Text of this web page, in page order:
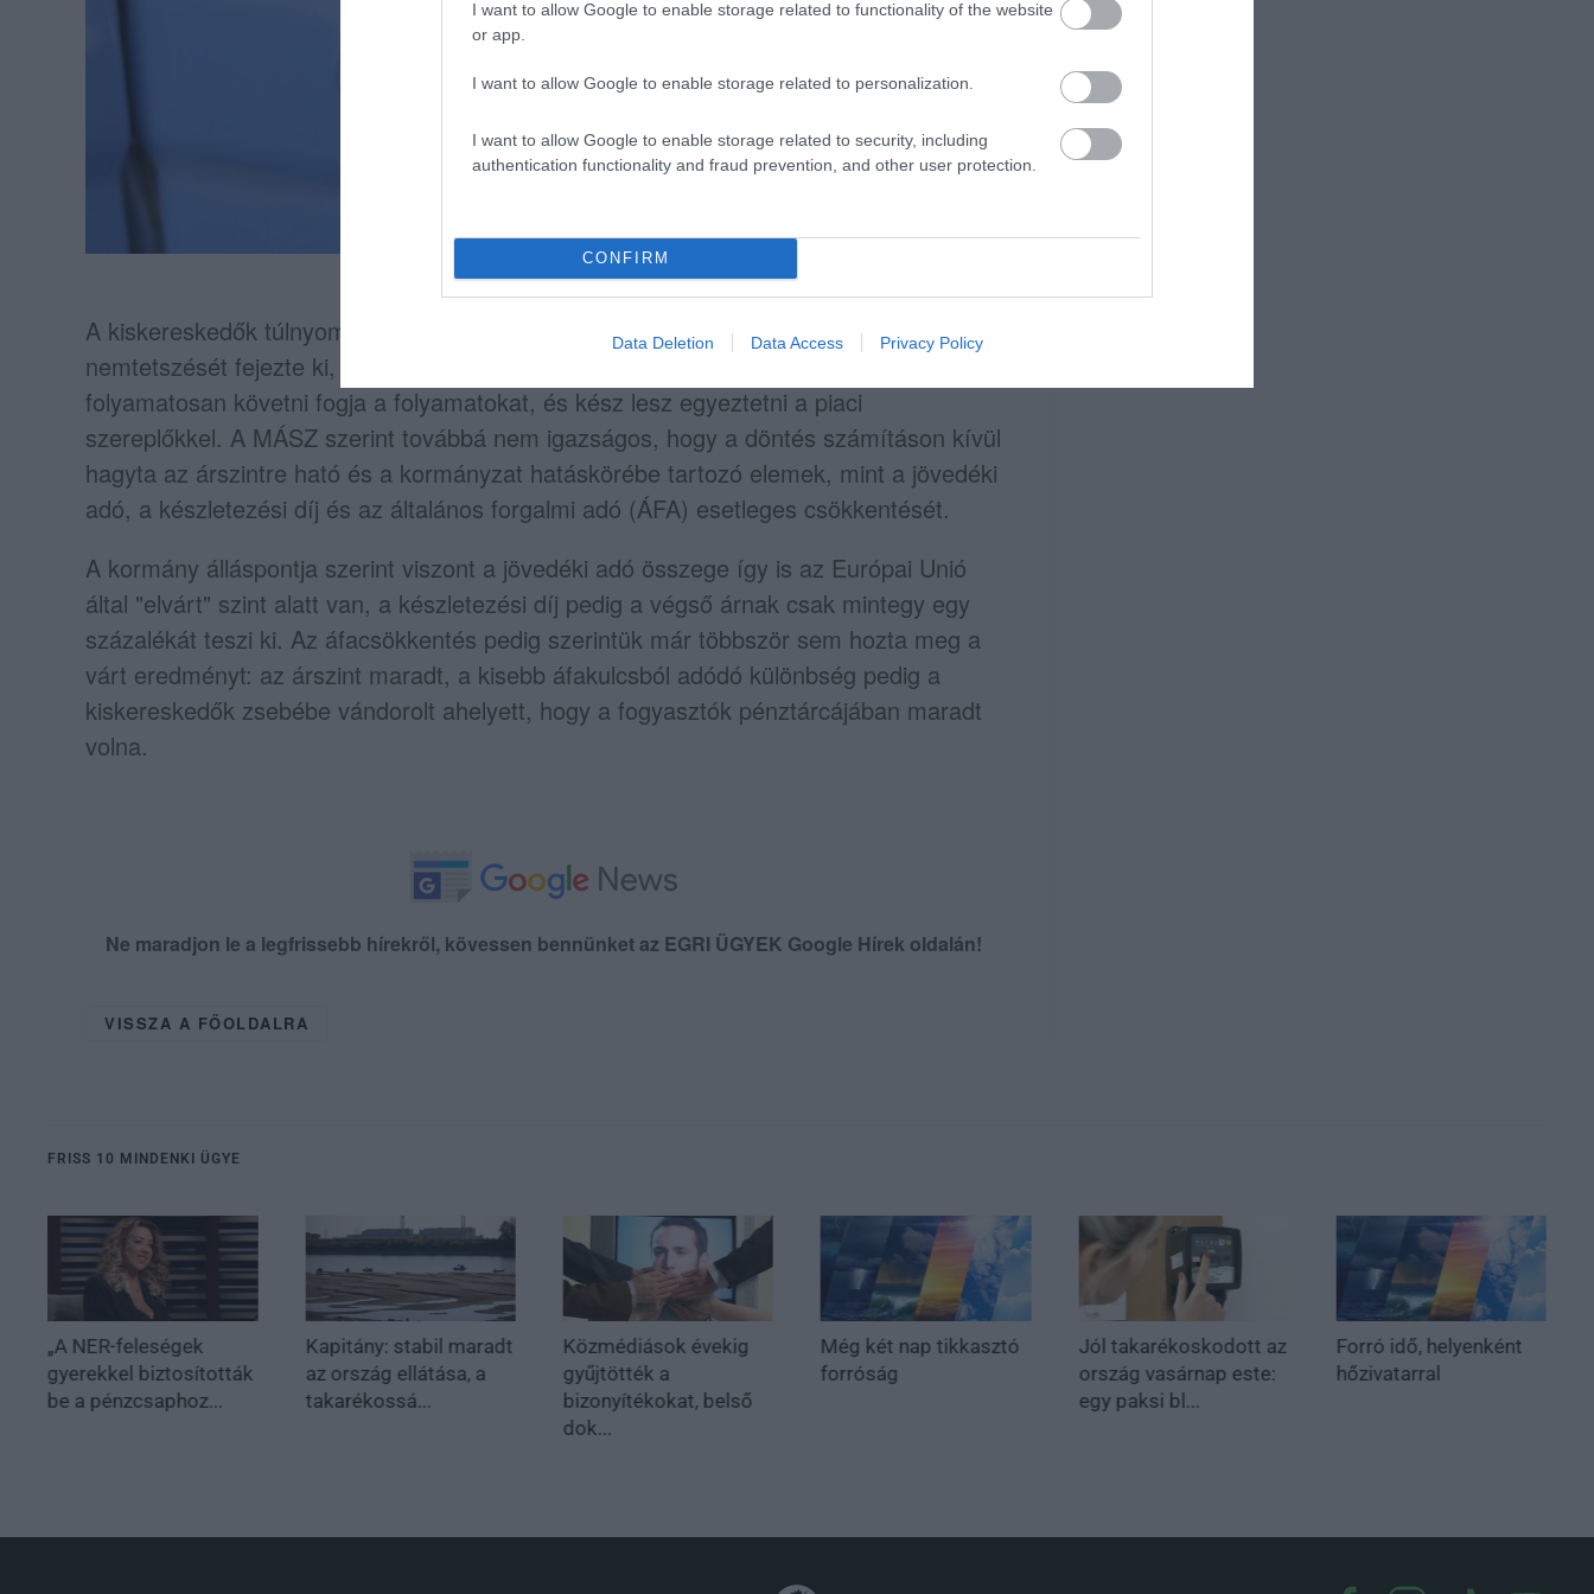
I want to allow Google to enable storage related to functionality of the website
or app.
I want to allow Google to enable storage related to personalization.
I want to allow Google to enable storage related to security, including
authentication functionality and fraud prevention, and other user protection.
CONFIRM
Data Deletion Data Access Privacy Policy
Illusztráció, fotó: Pixabay
A kiskereskedők túlnyomó többségét képviselő Magyar Ásványolaj-szövetség (MÁSZ)
nemtetszését fejezte ki, és közleményben jelezte, hogy bízik benne, a kormányzat
folyamatosan követni fogja a folyamatokat, és kész lesz egyeztetni a piaci
szereplőkkel. A MÁSZ szerint továbbá nem igazságos, hogy a döntés számításon kívül
hagyta az árszintre ható és a kormányzat hatáskörébe tartozó elemek, mint a jövedéki
adó, a készletezési díj és az általános forgalmi adó (ÁFA) esetleges csökkentését.
A kormány álláspontja szerint viszont a jövedéki adó összege így is az Európai Unió
által "elvárt" szint alatt van, a készletezési díj pedig a végső árnak csak mintegy egy
százalékát teszi ki. Az áfacsökkentés pedig szerintük már többször sem hozta meg a
várt eredményt: az árszint maradt, a kisebb áfakulcsból adódó különbség pedig a
kiskereskedők zsebébe vándorolt ahelyett, hogy a fogyasztók pénztárcájában maradt
volna.
Ne maradjon le a legfrissebb hírekről, kövessen bennünket az EGRI ÜGYEK Google Hírek oldalán!
VISSZA A FŐOLDALRA
FRISS 10 MINDENKI ÜGYE
„A NER-feleségek
gyerekkel biztosították
be a pénzcsaphoz...
Kapitány: stabil maradt
az ország ellátása, a
takarékossá...
Közmédiások évekig
gyűjtötték a
bizonyítékokat, belső
dok...
Még két nap tikkasztó
forróság
Jól takarékoskodott az
ország vasárnap este:
egy paksi bl...
Forró idő, helyenként
hőzivatarral